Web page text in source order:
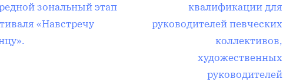
зональный этап
«Навстречу
квалификации для
руководителей певческих
коллективов,
художественных
руководителей